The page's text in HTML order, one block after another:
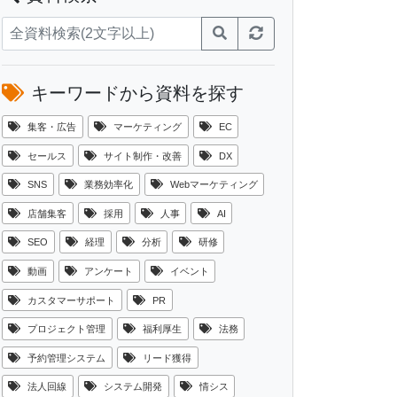
キーワードから資料を探す
集客・広告 マーケティング EC
セールス サイト制作・改善 DX
SNS 業務効率化 Webマーケティング
店舗集客 採用 人事 AI
SEO 経理 分析 研修
動画 アンケート イベント
カスタマーサポート PR
プロジェクト管理 福利厚生 法務
予約管理システム リード獲得
法人回線 システム開発 情シス